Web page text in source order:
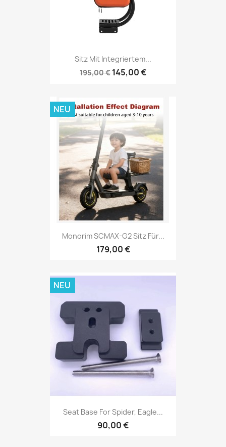
Sitz Mit Integriertem...
195,00 € 145,00 €
Monorim SCMAX-G2 Sitz Für...
179,00 €
NEU
Seat Base For Spider, Eagle...
90,00 €
NEU